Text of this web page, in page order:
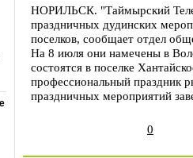
НОРИЛЬСК. "Таймырский
праздничных дудинских
поселков, сообщает отдел
На 8 июля они намечены в
состоятся в поселке
профессиональный праздник
праздничных мероприятий
0